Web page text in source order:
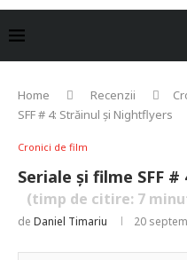
Home Recenzii
SFF # 4: Străinul și Nightflyers
Cronici de film
Seriale și filme SFF
(timp de citire: 7
de Daniel Timariu 20